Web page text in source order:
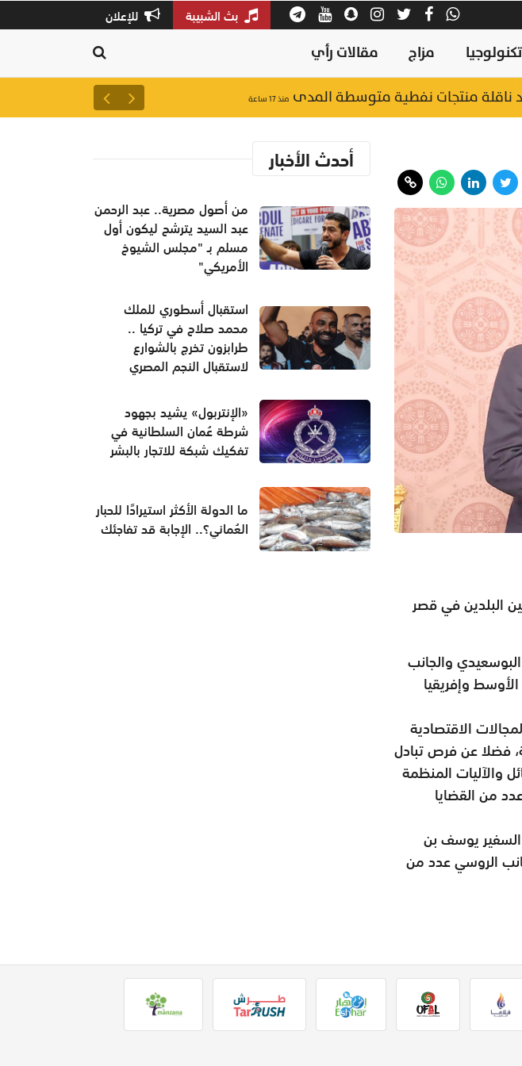
بث الشبيبة للإعلان
تكنولوجيا مزاج مقالات رأي
ناقلة منتجات نفطية متوسطة المدى منذ ١٧ ساعة احتواء حريق في مخزنين
البلدين في قصر
والجانب
وإفريقيا
الاقتصادية
فضلا عن فرص تبادل
والآليات المنظمة
من القضايا
السفير يوسف بن
الروسي عدد من
أحدث الأخبار
من أصول مصرية.. عبد الرحمن
عبد السيد يترشح ليكون أول
مسلم بـ "مجلس الشيوخ
الأمريكي"
استقبال أسطوري للملك
محمد صلاح في تركيا ..
طرابزون تخرج بالشوارع
لاستقبال النجم المصري
«الإنتربول» يشيد بجهود
شرطة عُمان السلطانية في
تفكيك شبكة للاتجار بالبشر
ما الدولة الأكثر استيرادًا للحبار
العُماني؟.. الإجابة قد تفاجئك